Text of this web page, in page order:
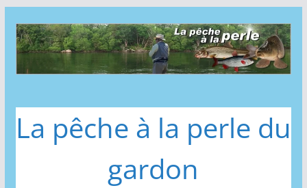
au
contenu
La pêche à la perle du
gardon